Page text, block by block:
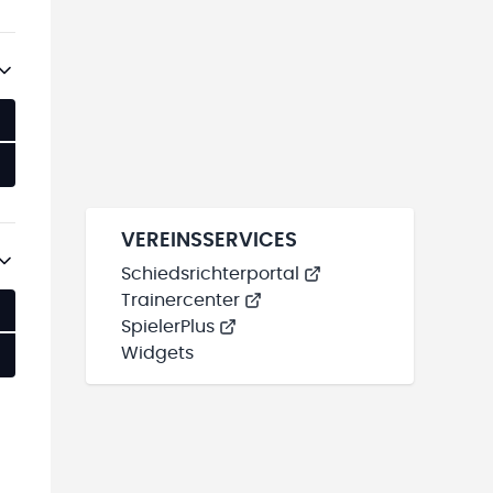
VEREINSSERVICES
Schiedsrichterportal
Trainercenter
SpielerPlus
Widgets